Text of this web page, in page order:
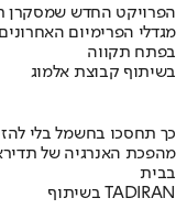
הפרויקט החדש שמסקרן
בפתח תקווה
בשיתוף קבוצת אלמוג
כך תחסכו בחשמל בלי
מהפכת האנרגיה של
בבית
בשיתוף TADIRAN